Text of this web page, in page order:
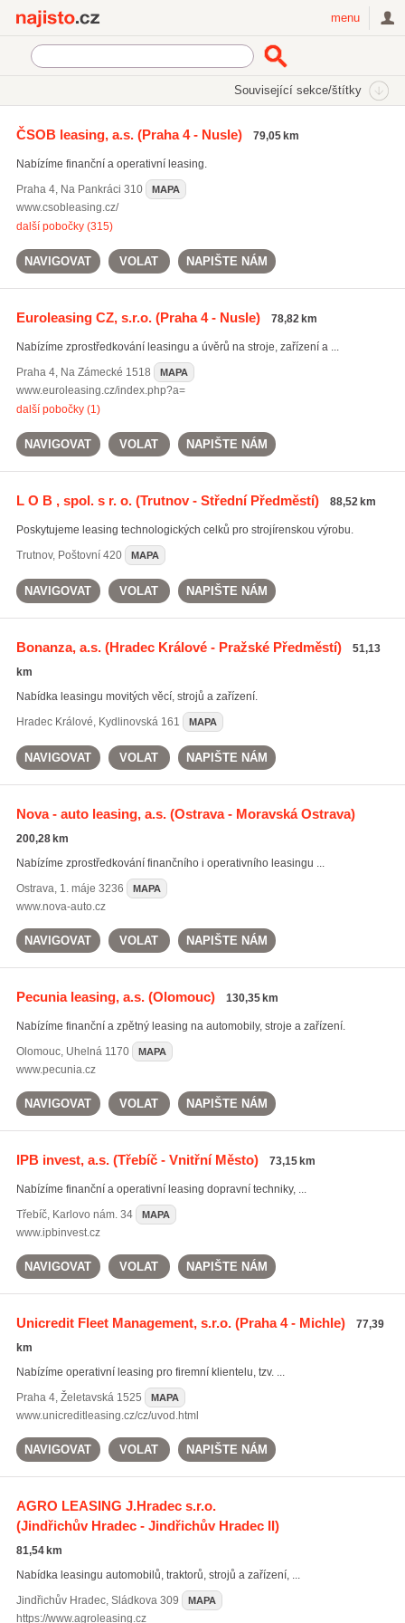
menu
Související sekce/štítky
Najisto.cz
ČSOB leasing, a.s.(Praha 4 - Nusle) 79,05 km
Nabízíme finanční a operativní leasing.
Praha 4, Na Pankráci 310 MAPA
www.csobleasing.cz/
další pobočky (315)
NAVIGOVAT VOLAT NAPIŠTE NÁM
Euroleasing CZ, s.r.o.(Praha 4 - Nusle) 78,82 km
Nabízíme zprostředkování leasingu a úvěrů na stroje, zařízení a ...
Praha 4, Na Zámecké 1518 MAPA
www.euroleasing.cz/index.php?a=
další pobočky (1)
NAVIGOVAT VOLAT NAPIŠTE NÁM
L O B , spol. s r. o.(Trutnov - Střední Předměstí) 88,52 km
Poskytujeme leasing technologických celků pro strojírenskou výrobu.
Trutnov, Poštovní 420 MAPA
NAVIGOVAT VOLAT NAPIŠTE NÁM
Bonanza, a.s.(Hradec Králové - Pražské Předměstí)
51,13
km
Nabídka leasingu movitých věcí, strojů a zařízení.
Hradec Králové, Kydlinovská 161 MAPA
NAVIGOVAT VOLAT NAPIŠTE NÁM
Nova - auto leasing, a.s.(Ostrava - Moravská Ostrava)
200,28 km
Nabízíme zprostředkování finančního i operativního leasingu ...
Ostrava, 1. máje 3236 MAPA
www.nova-auto.cz
NAVIGOVAT VOLAT NAPIŠTE NÁM
Pecunia leasing, a.s.(Olomouc) 130,35 km
Nabízíme finanční a zpětný leasing na automobily, stroje a zařízení.
Olomouc, Uhelná 1170 MAPA
www.pecunia.cz
NAVIGOVAT VOLAT NAPIŠTE NÁM
IPB invest, a.s.(Třebíč - Vnitřní Město) 73,15 km
Nabízíme finanční a operativní leasing dopravní techniky, ...
Třebíč, Karlovo nám. 34 MAPA
www.ipbinvest.cz
NAVIGOVAT VOLAT NAPIŠTE NÁM
Unicredit Fleet Management, s.r.o.(Praha 4 - Michle)
77,39
km
Nabízíme operativní leasing pro firemní klientelu, tzv. ...
Praha 4, Želetavská 1525 MAPA
www.unicreditleasing.cz/cz/uvod.html
NAVIGOVAT VOLAT NAPIŠTE NÁM
AGRO LEASING J.Hradec s.r.o.
(Jindřichův Hradec - Jindřichův Hradec II)
81,54 km
Nabídka leasingu automobilů, traktorů, strojů a zařízení, ...
Jindřichův Hradec, Sládkova 309 MAPA
https://www.agroleasing.cz